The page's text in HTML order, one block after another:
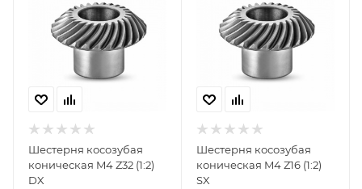
Шестерня косозубая
коническая M4 Z32 (1:2)
DX
Шестерня косозубая
коническая M4 Z16 (1:2)
SX